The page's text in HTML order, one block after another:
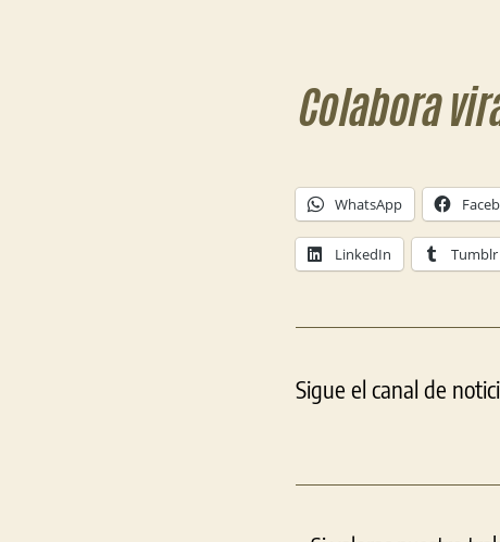
Colabora
WhatsApp
LinkedIn Tumblr
Sigue el canal de